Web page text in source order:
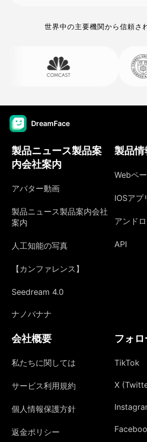
世界中の主要機関から信頼さ
DreamFace
製品ニュース製品案
内会社案内
アバター動画
製品ニュース製品案内会社
案内
人工知能の写真
【カンファレンス】
Seedream 4.0
ナノバナナ
製品情
Webペ
IOSアプ
アンド
API
会社概要
私たちに関しては
サービス利用規約
個人情報保護方針
返金ポリシー
フォ
TikTok
X